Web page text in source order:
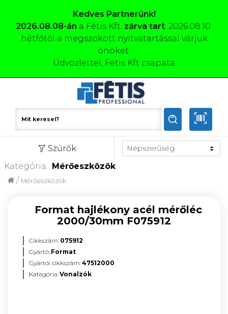
Kedves Partnerünk!
2026.08.08-án a Fétis Kft. zárva tart. 2026.08.10.
hétfőtől a megszokott nyitvatartással várjuk
önöket.
Üdvözlettel, Fétis Kft csapata
Szűrők
Kategória: Mérőeszközök
Mérőeszközök
/
Format hajlékony acél mérőléc
2000/30mm F075912
Cikkszám: 075912
Gyártó: Format
Gyártói cikkszám:47512000
Kategória:Vonalzók